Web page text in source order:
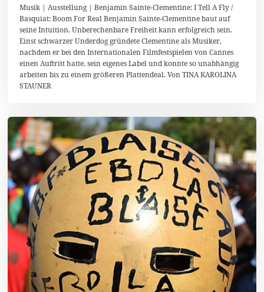
.
M
a
i
0
1
8
Musik | Ausstellung | Benjamin Sainte-Clementine: I Tell A Fly /
Basquiat: Boom For Real Benjamin Sainte-Clementine baut auf
seine Intuition. Unberechenbare Freiheit kann erfolgreich sein.
Einst schwarzer Underdog gründete Clementine als Musiker,
nachdem er bei den Internationalen Filmfestspielen von Cannes
einen Auftritt hatte, sein eigenes Label und konnte so unabhängig
arbeiten bis zu einem größeren Plattendeal. Von TINA KAROLINA
STAUNER